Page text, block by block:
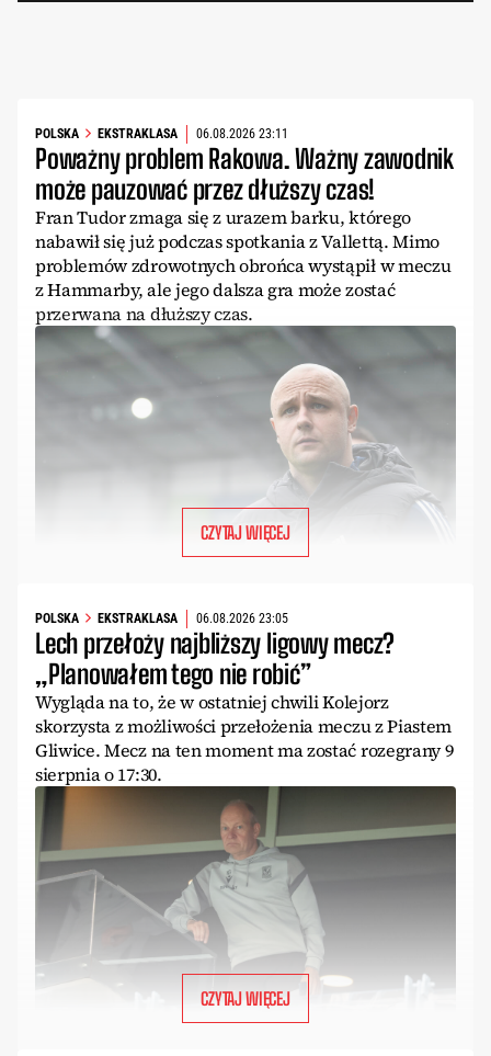
POLSKA EKSTRAKLASA 06.08.2026 23:11
Poważny problem Rakowa. Ważny zawodnik
może pauzować przez dłuższy czas!
Fran Tudor zmaga się z urazem barku, którego
nabawił się już podczas spotkania z Vallettą. Mimo
problemów zdrowotnych obrońca wystąpił w meczu
z Hammarby, ale jego dalsza gra może zostać
przerwana na dłuższy czas.
CZYTAJ WIĘCEJ
POLSKA EKSTRAKLASA 06.08.2026 23:05
Lech przełoży najbliższy ligowy mecz?
„Planowałem tego nie robić”
Wygląda na to, że w ostatniej chwili Kolejorz
skorzysta z możliwości przełożenia meczu z Piastem
Gliwice. Mecz na ten moment ma zostać rozegrany 9
sierpnia o 17:30.
CZYTAJ WIĘCEJ